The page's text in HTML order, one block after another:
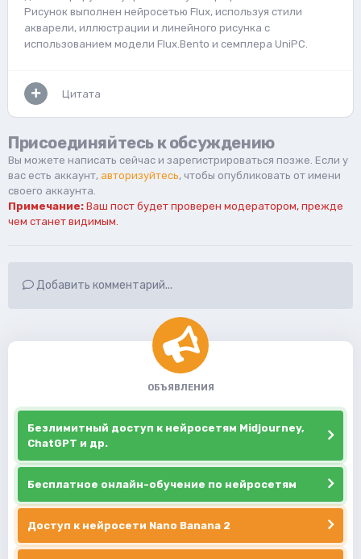
Рисунок выполнен нейросетью Flux, используя стили
акварели, иллюстрации и линейного рисунка с
использованием модели Flux.Bento и семплeра UniPC.
Цитата
Присоединяйтесь к обсуждению
Вы можете написать сейчас и зарегистрироваться позже. Если у
вас есть аккаунт, авторизуйтесь, чтобы опубликовать от имени
своего аккаунта.
Примечание: Ваш пост будет проверен модератором, прежде
чем станет видимым.
Добавить комментарий...
ОБЪЯВЛЕНИЯ
Безлимитный доступ к нейросетям Midjourney,
ChatGPT и др.
Бесплатное онлайн-обучение по нейросетям
Доступ к нейросети Nano Banana 2